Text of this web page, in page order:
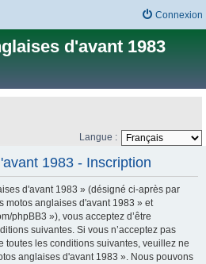
Connexion
d'avant 1983
Langue :
1983 - Inscription
d'avant 1983 » (désigné ci-après par
motos anglaises d'avant 1983 » et
phpBB3 »), vous acceptez d’être
suivantes. Si vous n’acceptez pas
toutes les conditions suivantes, veuillez ne
anglaises d'avant 1983 ». Nous pouvons